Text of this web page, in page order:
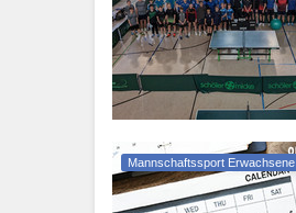
Mannschaftssport Erwachsene